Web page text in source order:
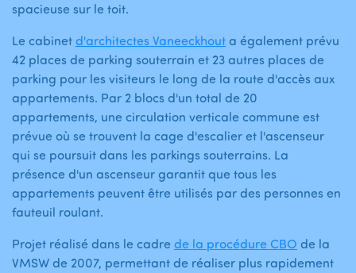
spacieuse sur le toit.
Le cabinet d'architectes Vaneeckhout a également prévu
42 places de parking souterrain et 23 autres places de
parking pour les visiteurs le long de la route d'accès aux
appartements. Par 2 blocs d'un total de 20
appartements, une circulation verticale commune est
prévue où se trouvent la cage d'escalier et l'ascenseur
qui se poursuit dans les parkings souterrains. La
présence d'un ascenseur garantit que tous les
appartements peuvent être utilisés par des personnes en
fauteuil roulant.
Projet réalisé dans le cadre de la procédure CBO de la
VMSW de 2007, permettant de réaliser plus rapidement